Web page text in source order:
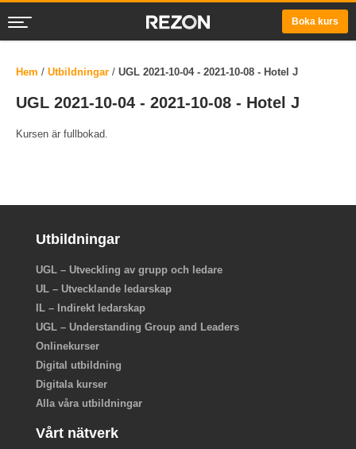
Boka kurs
Hem / Utbildningar / UGL 2021-10-04 - 2021-10-08 - Hotel J
UGL 2021-10-04 - 2021-10-08 - Hotel J
Kursen är fullbokad.
Utbildningar
UGL – Utveckling av grupp och ledare
UL – Utvecklande ledarskap
IL – Indirekt ledarskap
UGL – Understanding Group and Leaders
Onlinekurser
Digital utbildning
Digitala kurser
Alla våra utbildningar
Vårt nätverk